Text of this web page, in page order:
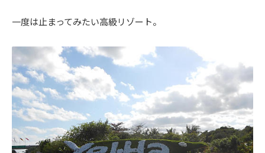
一度は止まってみたい高級リゾート。